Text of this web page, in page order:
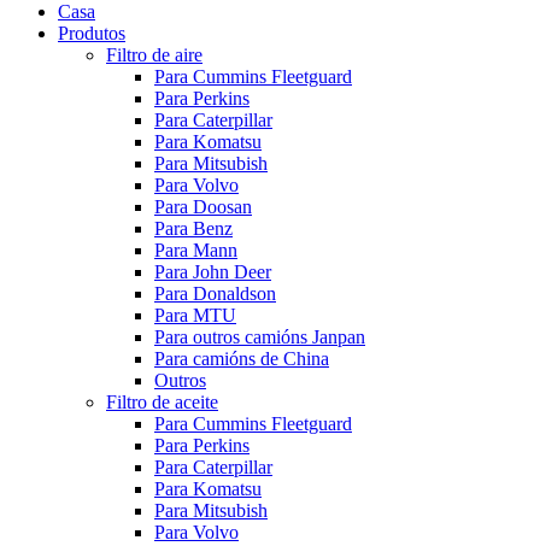
Casa
Produtos
Filtro de aire
Para Cummins Fleetguard
Para Perkins
Para Caterpillar
Para Komatsu
Para Mitsubish
Para Volvo
Para Doosan
Para Benz
Para Mann
Para John Deer
Para Donaldson
Para MTU
Para outros camións Janpan
Para camións de China
Outros
Filtro de aceite
Para Cummins Fleetguard
Para Perkins
Para Caterpillar
Para Komatsu
Para Mitsubish
Para Volvo